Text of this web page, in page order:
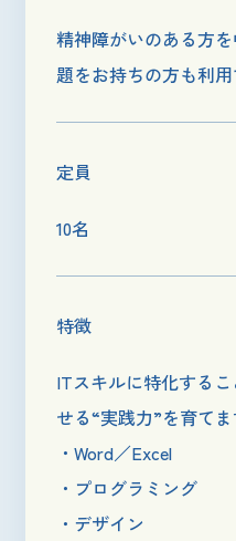
精神障がいのある方
題をお持ちの方も利用
定員
10名
特徴
ITスキルに特化する
せる“実践力”を育てま
・Word／Excel
・プログラミング
・デザイン